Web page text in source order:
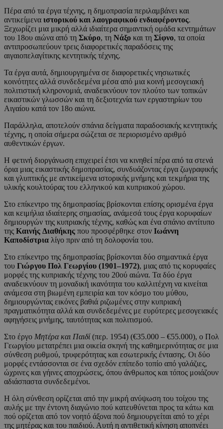
Πέρα από τα έργα τέχνης, η δημοπρασία περιλαμβάνει και
αντικείμενα ιστορικού και λαογραφικού ενδιαφέροντος.
Ξεχωρίζει μια μικρή αλλά ιδιαίτερα σημαντική ομάδα κεντημάτων
του 18ου αιώνα από τη Σκύρο, τη Νάξο και τη Σίφνο, τα οποία
αντιπροσωπεύουν τρεις διαφορετικές παραδόσεις της
αιγαιοπελαγίτικης κεντητικής τέχνης.
Τα έργα αυτά, δημιουργημένα σε διαφορετικές νησιωτικές
κοινότητες αλλά συνδεδεμένα μέσα από μια κοινή μεσογειακή
πολιτιστική κληρονομιά, αναδεικνύουν τον πλούτο των τοπικών
εικαστικών γλωσσών και τη δεξιοτεχνία των εργαστηρίων του
Αιγαίου κατά τον 18ο αιώνα.
Παράλληλα, αποτελούν σπάνια δείγματα παραδοσιακής κεντητικής
τέχνης, η οποία σήμερα σώζεται σε περιορισμένο αριθμό
αυθεντικών έργων.
Η φετινή διοργάνωση επιχειρεί έτσι να κινηθεί πέρα από τα στενά
όρια μιας εικαστικής δημοπρασίας, συνδυάζοντας έργα ζωγραφικής
και γλυπτικής με αντικείμενα ιστορικής μνήμης και τεκμήρια της
υλικής κουλτούρας του ελληνικού και κυπριακού χώρου.
Στο επίκεντρο της δημοπρασίας βρίσκονται επίσης ορισμένα έργα
και κειμήλια ιδιαίτερης σημασίας, ανάμεσά τους έργα κορυφαίων
δημιουργών της κυπριακής τέχνης, καθώς και ένα σπάνιο αντίτυπο
της Καινής Διαθήκης που προσφέρθηκε στον Ιωάννη
Καποδίστρια λίγο πριν από τη δολοφονία του.
Στο επίκεντρο της δημοπρασίας βρίσκονται δύο σημαντικά έργα
του Γιώργου Πολ Γεωργίου (1901–1972), μιας από τις κορυφαίες
μορφές της κυπριακής τέχνης του 20ού αιώνα. Τα δύο έργα
αναδεικνύουν τη μοναδική ικανότητα του καλλιτέχνη να κινείται
ανάμεσα στη βιωμένη εμπειρία και τον κόσμο του μύθου,
δημιουργώντας εικόνες βαθιά ριζωμένες στην κυπριακή
πραγματικότητα αλλά και συνδεδεμένες με ευρύτερες μεσογειακές
αφηγήσεις μνήμης, ταυτότητας και πολιτισμού.
Στο έργο Μητέρα και Παιδί(περ. 1954) (€35.000 – €55.000), ο Πολ
Γεωργίου μετατρέπει μια οικεία σκηνή της καθημερινότητας σε μια
σύνθεση ρυθμού, τρυφερότητας και εσωτερικής έντασης. Οι δύο
μορφές εντάσσονται σε ένα σχεδόν επίπεδο τοπίο από γαλάζιες,
ώχρινες και γήινες αποχρώσεις, όπου άνθρωπος και τόπος μοιάζουν
αδιάσπαστα συνδεδεμένοι.
Η όλη σύνθεση ορίζεται από την μικρή ανύψωση του τοίχου της
αυλής με την έντονη διαγώνιο πού κατευθύνεται προς τα κάτω και
πού ορίζεται από τον νοητό άξονα πού δημιουργείται από το χέρι
της μητέρας και του παιδιού. Αυτή η αντιθετική κίνηση αποπνέει